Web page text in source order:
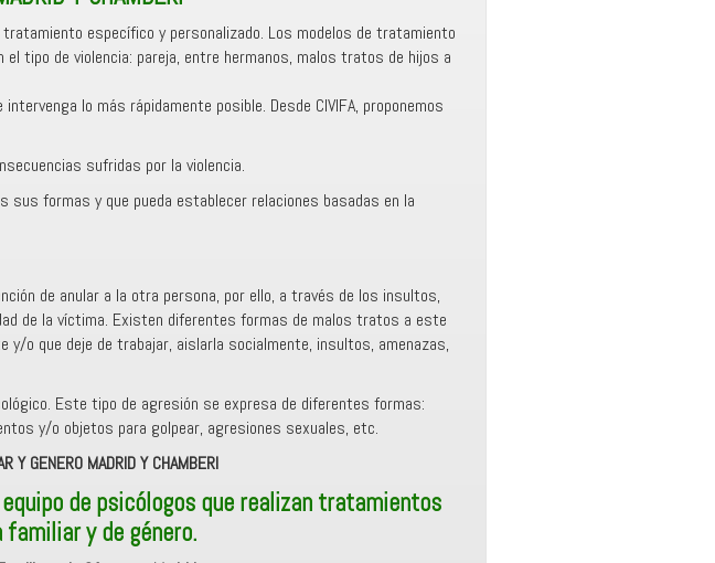
específico y personalizado. Los modelos de tratamiento
tipo de violencia: pareja, entre hermanos, malos tratos de hijos a
lo más rápidamente posible. Desde CIVIFA, proponemos
sufridas por la violencia.
sus formas y que pueda establecer relaciones basadas en la
de anular a la otra persona, por ello, a través de los insultos,
de la víctima. Existen diferentes formas de malos tratos a este
y/o que deje de trabajar, aislarla socialmente, insultos, amenazas,
Este tipo de agresión se expresa de diferentes formas:
y/o objetos para golpear, agresiones sexuales, etc.
Y GENERO MADRID Y CHAMBERI
de psicólogos que realizan tratamientos
y de género.